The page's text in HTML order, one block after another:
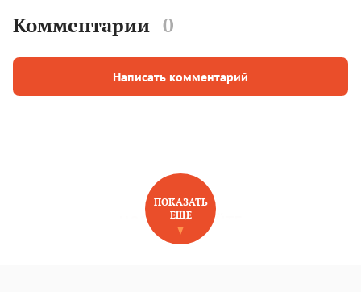
Комментарии 0
Написать комментарий
НОВОЕ НА САЙТЕ
ПОКАЗАТЬ
ЕЩЕ